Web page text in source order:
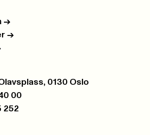
->
->
0130 Oslo
00
252